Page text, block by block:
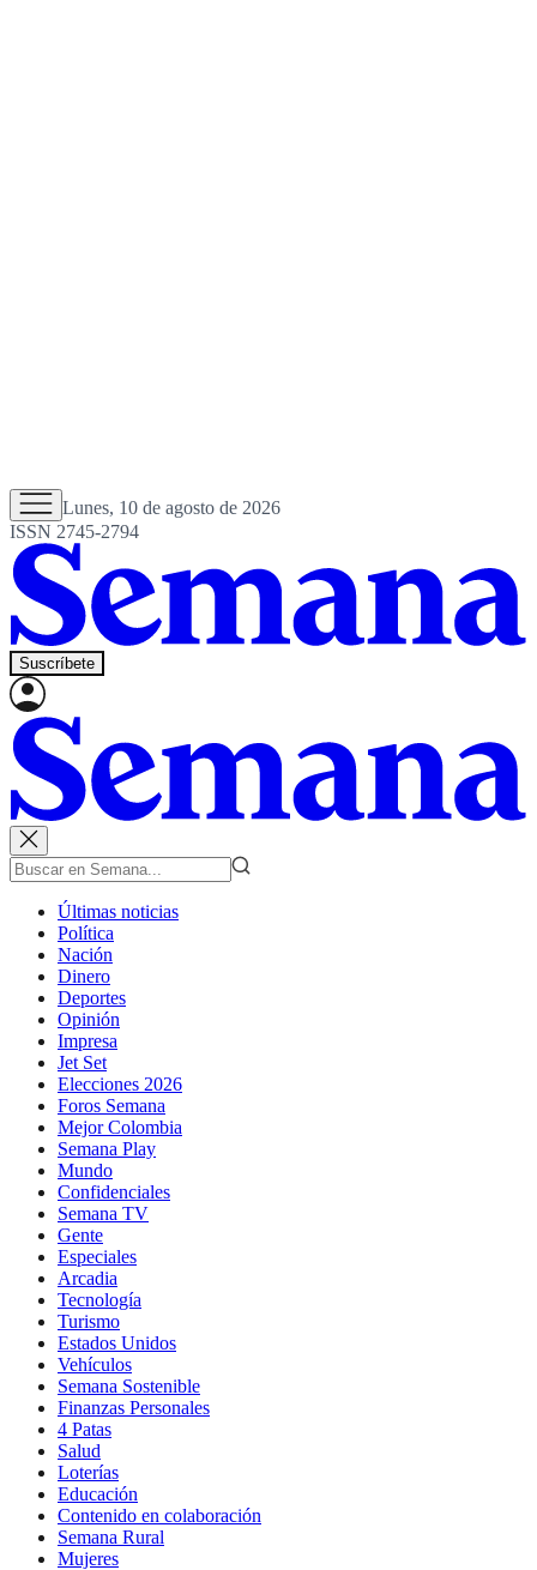
Lunes, 10 de agosto de 2026
ISSN 2745-2794
Suscríbete
Últimas noticias
Política
Nación
Dinero
Deportes
Opinión
Impresa
Jet Set
Elecciones 2026
Foros Semana
Mejor Colombia
Semana Play
Mundo
Confidenciales
Semana TV
Gente
Especiales
Arcadia
Tecnología
Turismo
Estados Unidos
Vehículos
Semana Sostenible
Finanzas Personales
4 Patas
Salud
Loterías
Educación
Contenido en colaboración
Semana Rural
Mujeres